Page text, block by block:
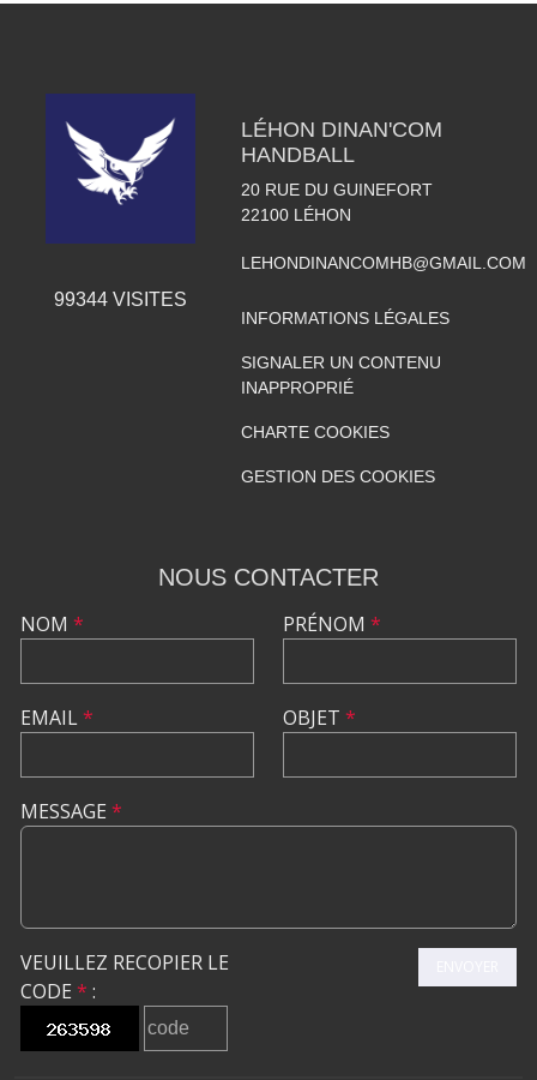
99344VISITES
LÉHON DINAN'COM
HANDBALL
20 RUE DU GUINEFORT
22100 LÉHON
LEHONDINANCOMHB@GMAIL.COM
INFORMATIONS LÉGALES
SIGNALER UN CONTENU
INAPPROPRIÉ
CHARTE COOKIES
GESTION DES COOKIES
NOUS CONTACTER
NOM *
EMAIL*
PRÉNOM *
OBJET *
MESSAGE *
VEUILLEZ RECOPIER LE
CODE * :